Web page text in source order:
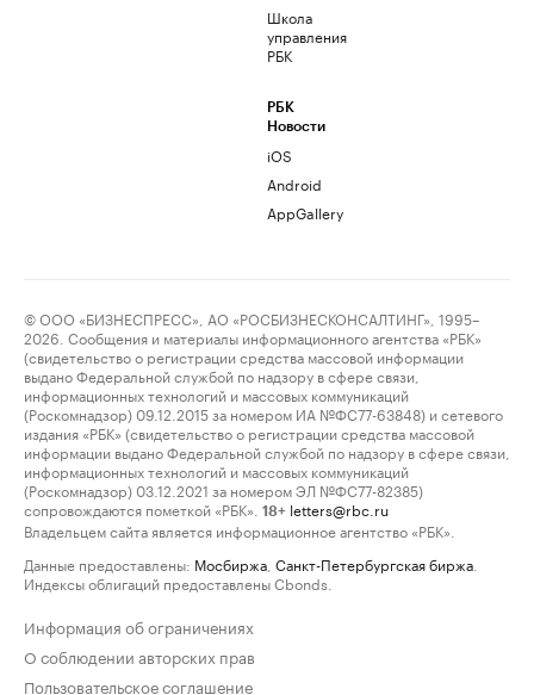
Школа
управления
РБК
РБК
Новости
iOS
Android
AppGallery
© ООО «БИЗНЕСПРЕСС», АО «РОСБИЗНЕСКОНСАЛТИНГ», 1995–
2026. Сообщения и материалы информационного агентства «РБК»
(свидетельство о регистрации средства массовой информации
выдано Федеральной службой по надзору в сфере связи,
информационных технологий и массовых коммуникаций
(Роскомнадзор) 09.12.2015 за номером ИА №ФС77-63848) и сетевого
издания «РБК» (свидетельство о регистрации средства массовой
информации выдано Федеральной службой по надзору в сфере связи,
информационных технологий и массовых коммуникаций
(Роскомнадзор) 03.12.2021 за номером ЭЛ №ФС77-82385)
сопровождаются пометкой «РБК».
18+ letters@rbc.ru
Владельцем сайта является информационное агентство «РБК».
Данные предоставлены: Мосбиржа Санкт-Петербургская биржа
Индексы облигаций предоставлены Cbonds.
Информация об ограничениях
О соблюдении авторских прав
Пользовательское соглашение